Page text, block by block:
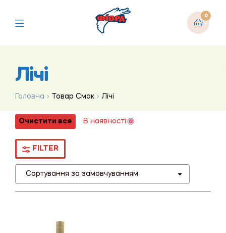
0
Лічі
Головна Товар Смак Лічі
Очистити все В наявності
FILTER